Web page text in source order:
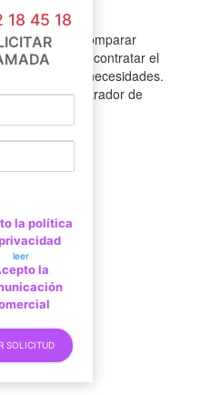
puede comparar
de Hogar y contratar el
adapte a sus necesidades.
en el comparador de
18 45 18
la política
leer
la